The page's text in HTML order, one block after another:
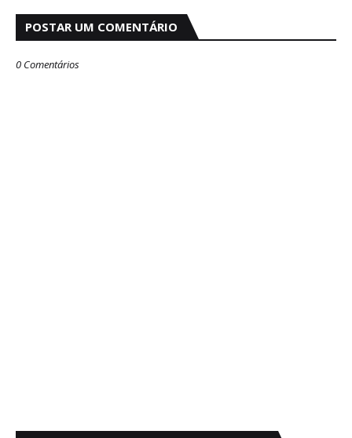
POSTAR UM COMENTÁRIO
0 Comentários